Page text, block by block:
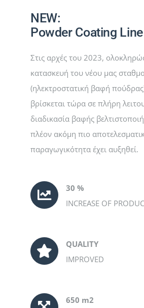
ΕΠΙΚΟΙΝΩΝΊΑ
ΕΛΛΗΝΙΚΆ
NEW:
Powder Coating
Στις αρχές του 2023,
κατασκευή του νέου μας
(ηλεκτροστατική βαφή
βρίσκεται τώρα σε πλήρη
διαδικασία βαφής
πλέον ακόμη πιο
παραγωγικότητα έχει αυξηθεί.
30 %
INCREASE OF
QUALITY
IMPROVED
650 m2